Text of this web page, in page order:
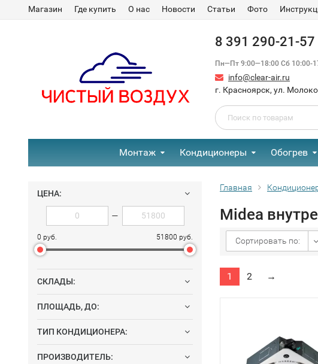
Магазин Где купить О нас Новости Статьи Фото
8 391 290-21-57
Пн—Пт 9:00—18:00 Сб 10:00-
info@clear-air.ru
г. Красноярск, ул.
Монтаж Кондиционеры Обогрев
ЦЕНА:
—
0 руб. 51800 руб.
СКЛАДЫ:
ПЛОЩАДЬ, ДО:
ТИП КОНДИЦИОНЕРА:
ПРОИЗВОДИТЕЛЬ:
Главная
Midea
Сортировать по:
1 2 →